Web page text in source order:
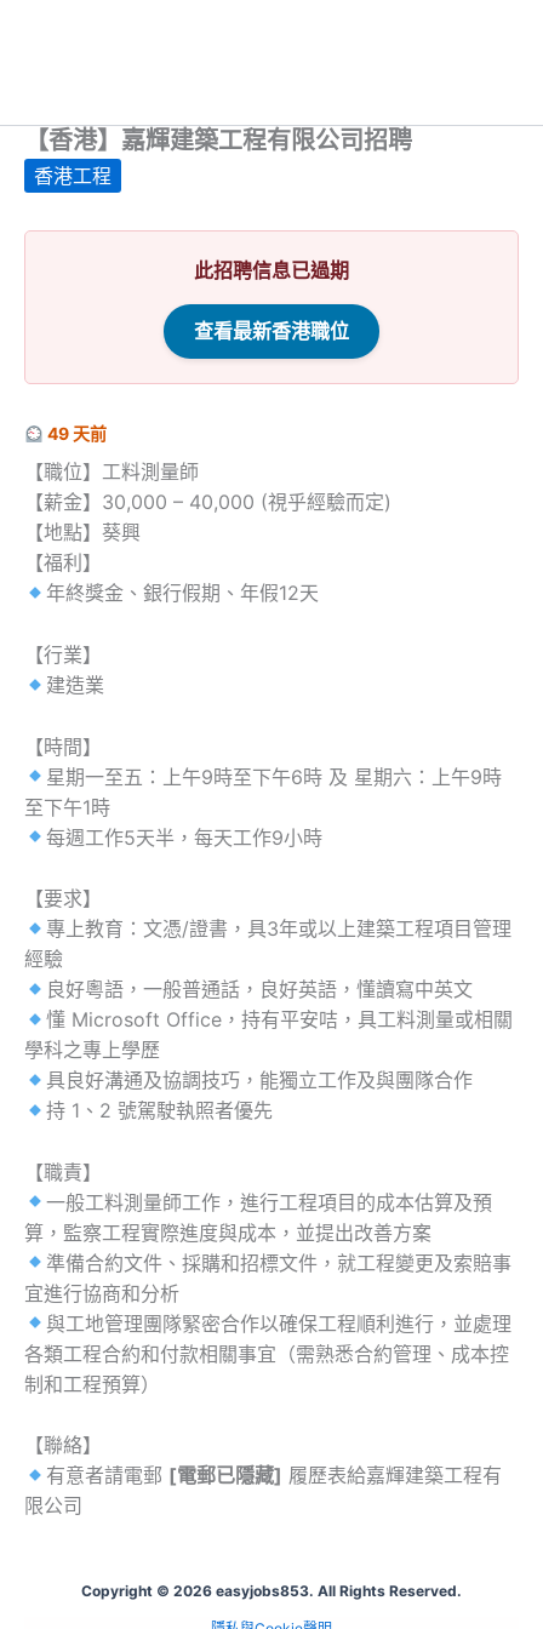
【香港】嘉輝建築工程有限公司招聘
香港工程
此招聘信息已過期
查看最新香港職位
49 天前
【職位】工料測量師
【薪金】30,000 – 40,000 (視乎經驗而定)
【地點】葵興
【福利】
年終獎金、銀行假期、年假12天
【行業】
建造業
【時間】
星期一至五：上午9時至下午6時 及 星期六：上午9時
至下午1時
每週工作5天半，每天工作9小時
【要求】
專上教育：文憑/證書，具3年或以上建築工程項目管理
經驗
良好粵語，一般普通話，良好英語，懂讀寫中英文
懂 Microsoft Office，持有平安咭，具工料測量或相關
學科之專上學歷
具良好溝通及協調技巧，能獨立工作及與團隊合作
持 1、2 號駕駛執照者優先
【職責】
一般工料測量師工作，進行工程項目的成本估算及預
算，監察工程實際進度與成本，並提出改善方案
準備合約文件、採購和招標文件，就工程變更及索賠事
宜進行協商和分析
與工地管理團隊緊密合作以確保工程順利進行，並處理
各類工程合約和付款相關事宜（需熟悉合約管理、成本控
制和工程預算）
【聯絡】
有意者請電郵 [電郵已隱藏] 履歷表給嘉輝建築工程有
限公司
Copyright © 2026 easyjobs853. All Rights Reserved.